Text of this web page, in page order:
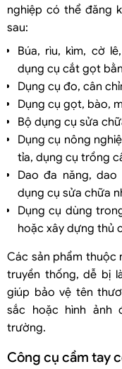
nghiệp có thể đăng
sau:
Búa, rìu, kìm, cờ
dụng cụ cắt gọt
Dụng cụ đo, cân
Dụng cụ gọt, bào,
Bộ dụng cụ sửa
Dụng cụ nông
tỉa, dụng cụ trồng
Dao đa năng,
dụng cụ sửa chữa
Dụng cụ dùng
hoặc xây dựng thủ
Các sản phẩm thuộc
truyền thống, dễ bị
giúp bảo vệ tên
sắc hoặc hình ảnh
trường.
Công cụ cầm tay